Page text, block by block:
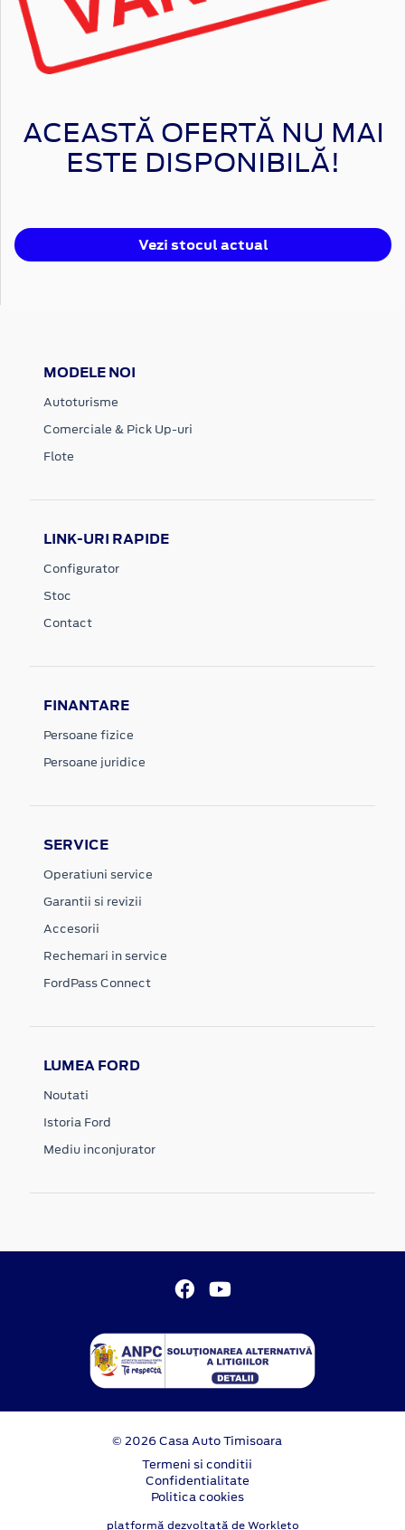
ACEASTĂ OFERTĂ NU MAI
ESTE DISPONIBILĂ!
Vezi stocul actual
MODELE NOI
Autoturisme
Comerciale & Pick Up-uri
Flote
LINK-URI RAPIDE
Configurator
Stoc
Contact
FINANTARE
Persoane fizice
Persoane juridice
SERVICE
Operatiuni service
Garantii si revizii
Accesorii
Rechemari in service
FordPass Connect
LUMEA FORD
Noutati
Istoria Ford
Mediu inconjurator
© 2026 Casa Auto Timisoara
Termeni si conditii
Confidentialitate
Politica cookies
platformă dezvoltată de Workleto